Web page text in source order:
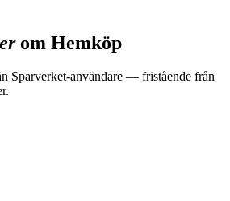
om Hemköp
Sparverket-användare — fristående från